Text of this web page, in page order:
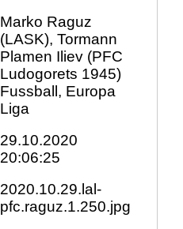
Marko Raguz
(LASK), Tormann
Plamen Iliev (PFC
Ludogorets 1945)
Fussball, Europa
Liga
29.10.2020
20:06:25
2020.10.29.lal-
pfc.raguz.1.250.jpg